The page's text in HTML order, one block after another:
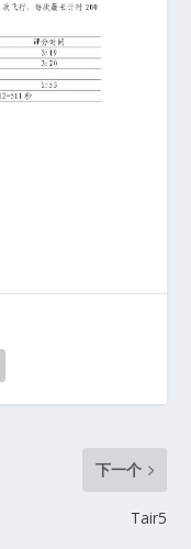
下一个
Tair5